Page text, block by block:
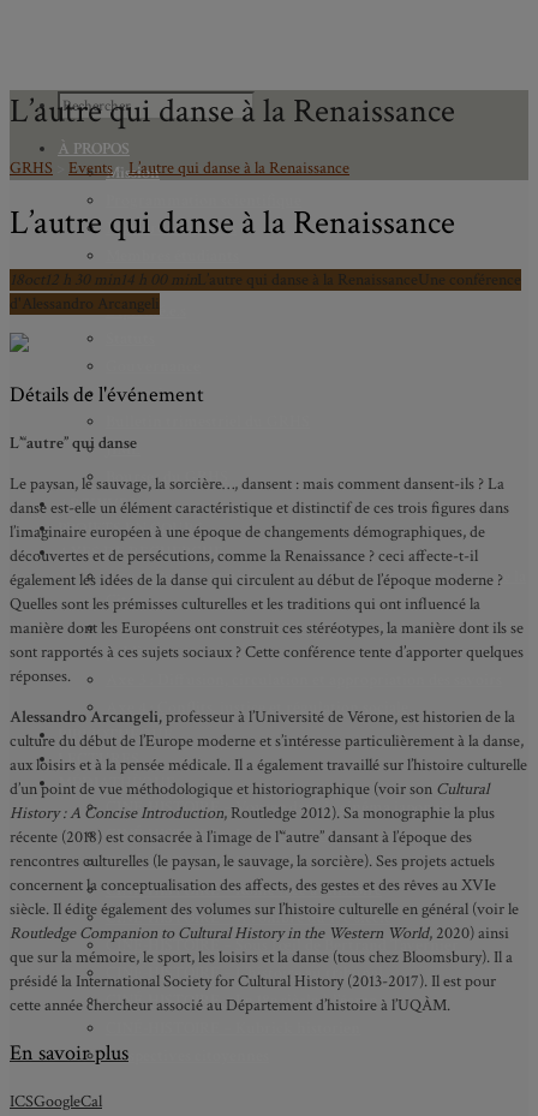
À PROPOS
Mission
Membres réguliers
Chercheurs associés
Diplômé.e.s
Partenaires
JIME
Bourses du GRHS
ARCHIVES
PROJETS EN COURS
AXES DE RECHERCHE
Axe 1 : Représentations publiques, communes et privées de la
Cité
Axe 2 : Réputation, célébrité et popularité dans l’espace
public
Axe 4 : Conflits, justice et régulation sociale
BIBLIOTHÈQUE
LECTURES
MÉDIATHÈQUE
CINÉ-HISTOIRE – Voyage dans le cinéma japonais
CINÉ-HISTOIRE – La femme à la caméra
CINÉ-HISTOIRE – L’histoire comme chaos
CINÉ-HISTOIRE – Rome face à l’histoire
CINÉ-HISTOIRE – À l’ombre du 19e siècle
CINÉ-HISTOIRE – Sous l’œil de Bertrand Tavernier
CINÉ-HISTOIRE – L’histoire au tribunal
CINÉ-HISTOIRE – Le 18e siècle à l’écran
Perspectives citoyennes
L’autre qui danse à la Renaissance
GRHS Events>L’autre qui danse à la Renaissance
L’autre qui danse à la Renaissance
18oct12 h 30 min14 h 00 minL’autre qui danse à la RenaissanceUne conférence
d'Alessandro Arcangeli
Détails de l'événement
L’“autre” qui danse
Le paysan, le sauvage, la sorcière…, dansent : mais comment dansent-ils ? La
danse est-elle un élément caractéristique et distinctif de ces trois figures dans
l’imaginaire européen à une époque de changements démographiques, de
découvertes et de persécutions, comme la Renaissance ? ceci affecte-t-il
également les idées de la danse qui circulent au début de l’époque moderne ?
Quelles sont les prémisses culturelles et les traditions qui ont influencé la
manière dont les Européens ont construit ces stéréotypes, la manière dont ils se
sont rapportés à ces sujets sociaux ? Cette conférence tente d’apporter quelques
réponses.
Alessandro Arcangeli,professeur à l’Université de Vérone, est historien de la
culture du début de l’Europe moderne et s’intéresse particulièrement à la danse,
aux loisirs et à la pensée médicale. Il a également travaillé sur l’histoire culturelle
d’un point de vue méthodologique et historiographique (voir son Cultural
History : A Concise Introduction, Routledge 2012). Sa monographie la plus
récente (2018) est consacrée à l’image de l’“autre” dansant à l’époque des
rencontres culturelles (le paysan, le sauvage, la sorcière). Ses projets actuels
concernent la conceptualisation des affects, des gestes et des rêves au XVIe
siècle. Il édite également des volumes sur l’histoire culturelle en général (voir le
Routledge Companion to Cultural History in the Western World, 2020) ainsi
que sur la mémoire, le sport, les loisirs et la danse (tous chez Bloomsbury). Il a
présidé la International Society for Cultural History (2013-2017). Il est pour
cette année chercheur associé au Département d’histoire à l’UQÀM.
En savoir plus
ICSGoogleCal